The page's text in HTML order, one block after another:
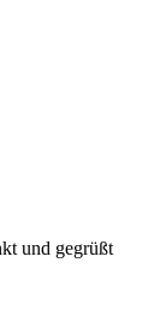
und gegrüßt